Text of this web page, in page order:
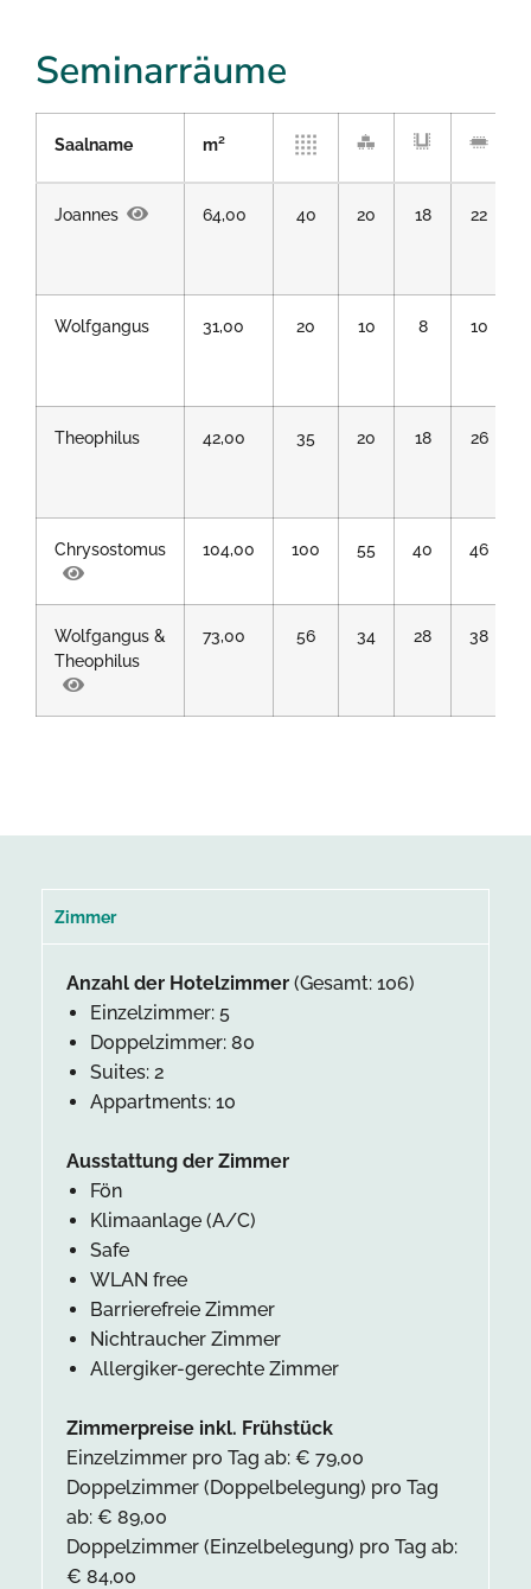
Seminarräume
Saalname m²
Joannes 64,00 40 20 18 22
Wolfgangus 31,00 20 10 8 10
Theophilus 42,00 35 20 18 26
Chrysostomus 104,00 100 55 40 46
Wolfgangus &
Theophilus
73,00 56 34 28 38
Zimmer
Anzahl der Hotelzimmer (Gesamt: 106)
Einzelzimmer: 5
Doppelzimmer: 80
Suites: 2
Appartments: 10
Ausstattung der Zimmer
Fön
Klimaanlage (A/C)
Safe
WLAN free
Barrierefreie Zimmer
Nichtraucher Zimmer
Allergiker-gerechte Zimmer
Zimmerpreise inkl. Frühstück
Einzelzimmer pro Tag ab: € 79,00
Doppelzimmer (Doppelbelegung) pro Tag
ab: € 89,00
Doppelzimmer (Einzelbelegung) pro Tag ab:
€ 84,00